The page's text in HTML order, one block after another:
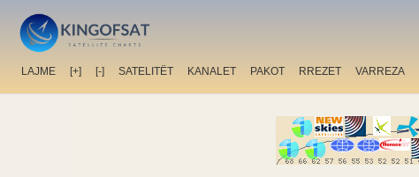
LAJME [+] [-] SATELITËT KANALET PAKOT RREZET VARREZA